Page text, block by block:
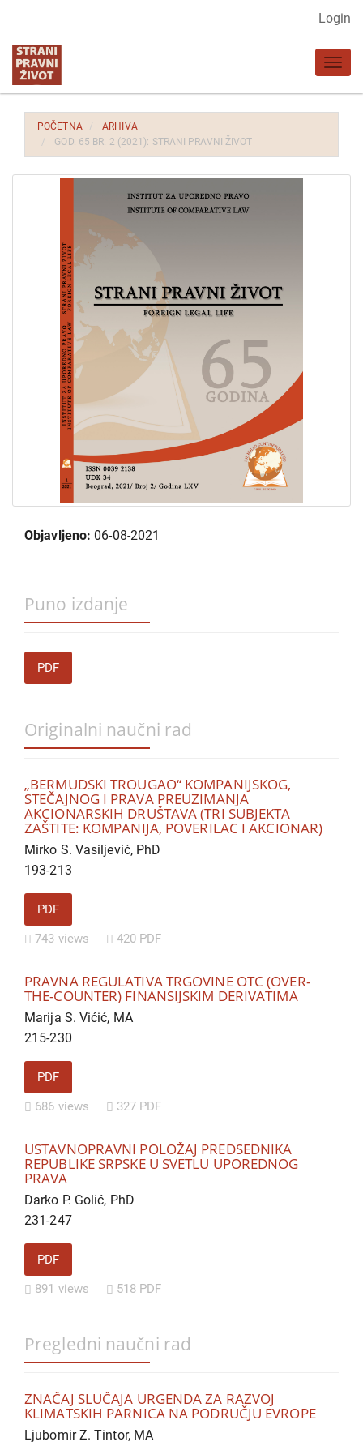
Glavni
sadržaj
Bočna
strana
Login
POČETNA
ARHIVA
GOD. 65 BR. 2 (2021): STRANI PRAVNI ŽIVOT
Objavljeno: 06-08-2021
Puno izdanje
PDF
Originalni naučni rad
„BERMUDSKI TROUGAO“ KOMPANIJSKOG,
STEČAJNOG I PRAVA PREUZIMANJA
AKCIONARSKIH DRUŠTAVA (TRI SUBJEKTA
ZAŠTITE: KOMPANIJA, POVERILAC I AKCIONAR)
Mirko S. Vasiljević, PhD
193-213
PDF
743 views
420 PDF
PRAVNA REGULATIVA TRGOVINE OTC (OVER-
THE-COUNTER) FINANSIJSKIM DERIVATIMA
Marija S. Vićić, MA
215-230
PDF
686 views
327 PDF
USTAVNOPRAVNI POLOŽAJ PREDSEDNIKA
REPUBLIKE SRPSKE U SVETLU UPOREDNOG
PRAVA
Darko P. Golić, PhD
231-247
PDF
891 views
518 PDF
Pregledni naučni rad
ZNAČAJ SLUČAJA URGENDA ZA RAZVOJ
KLIMATSKIH PARNICA NA PODRUČJU EVROPE
Ljubomir Z. Tintor, MA